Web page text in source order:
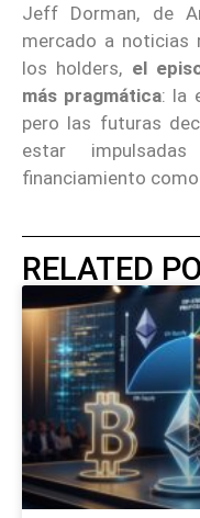
Jeff Dorman, de
mercado a noticias
los holders, el
más pragmática: la
pero las futuras
estar
financiamiento
RELATED